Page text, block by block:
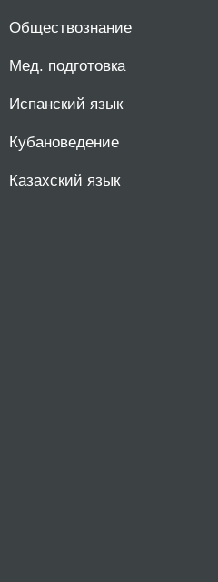
Обществознание
Мед. подготовка
Испанский язык
Кубановедение
Казахский язык